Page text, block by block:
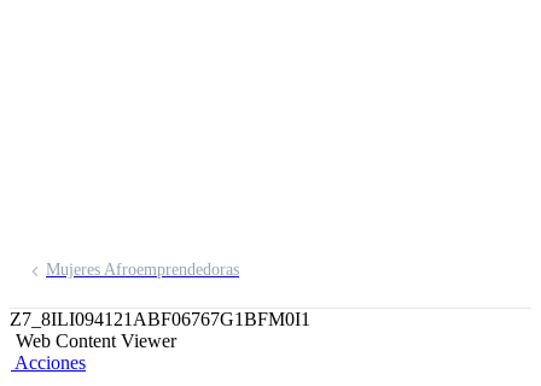
Mujeres Afroemprendedoras
Z7_8ILI094121ABF06767G1BFM0I1
Web Content Viewer
Acciones